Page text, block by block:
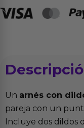
Un arnés con
pareja con un
Incluye dos dildos